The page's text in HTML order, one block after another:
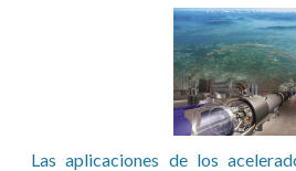
Las aplicaciones de los